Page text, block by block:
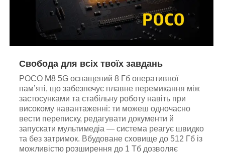
Свобода для всіх твоїх завдань
POCO M8 5G оснащений 8 Гб оперативної
пам’яті, що забезпечує плавне перемикання між
застосунками та стабільну роботу навіть при
високому навантаженні: ти можеш одночасно
вести переписку, редагувати документи й
запускати мультимедіа — система реагує швидко
та без затримок. Вбудоване сховище до 512 Гб із
можливістю розширення до 1 Тб дозволяє